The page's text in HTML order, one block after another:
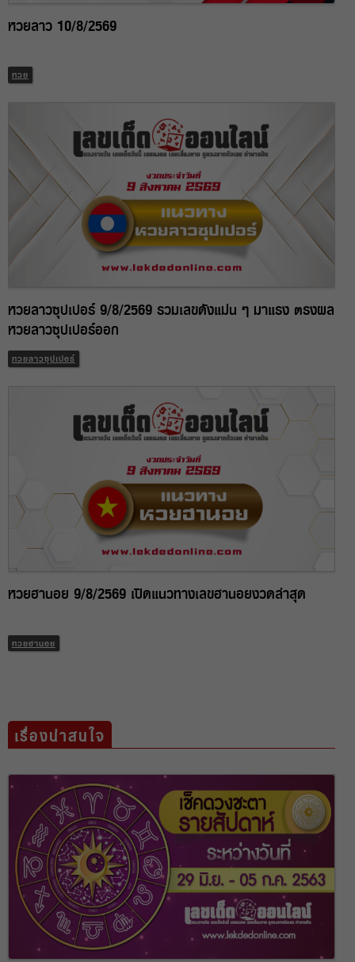
หวยลาว 10/8/2569
หวย
หวยลาวซุปเปอร์ 9/8/2569 รวมเลขดังแม่น ๆ มาแรง ตรงผล
หวยลาวซุปเปอร์ออก
หวยลาวซุปเปอร์
หวยฮานอย 9/8/2569 เปิดแนวทางเลขฮานอยงวดล่าสุด
หวยฮานอย
เรื่องน่าสนใจ